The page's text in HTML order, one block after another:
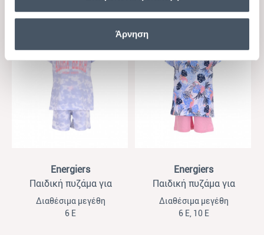
Άρνηση
14,00 €9,80 € 14,00 €9,80 €
Energiers
Παιδική πυζάμα για
κορίτσια Energiers tie- dye
σιέλ- λευκό
Διαθέσιμα μεγέθη
6 Ε
Energiers
Παιδική πυζάμα για
κορίτσια Energiers
εμπριμέ- ροζ
Διαθέσιμα μεγέθη
6 Ε, 10 Ε